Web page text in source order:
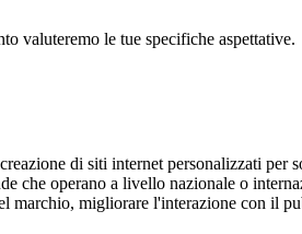
valuteremo le tue specifiche aspettative.
di siti internet personalizzati
operano a livello nazionale o
marchio, migliorare l'interazione con il